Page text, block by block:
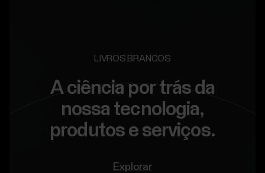
LIVROS BRANCOS
A ciência por trás da
nossa tecnologia,
produtos e serviços.
Explorar